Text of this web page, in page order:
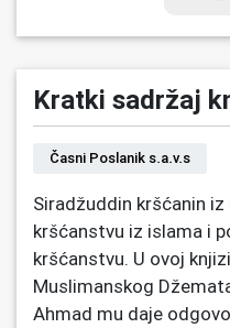
Kratki sadržaj
Časni Poslanik s.a.v.s
Siradžuddin kršćanin
kršćanstvu iz islama i
kršćanstvu. U ovoj
Muslimanskog
Ahmad mu daje